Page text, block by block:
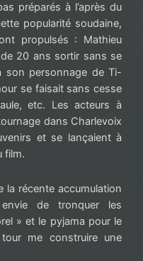
préparés à l’après du
popularité soudaine,
propulsés : Mathieu
de 20 ans sortir sans se
son personnage de Ti-
se faisait sans cesse
etc. Les acteurs à
dans Charlevoix
et se lançaient à
film.
la récente accumulation
de tronquer les
» et le pyjama pour le
me construire une